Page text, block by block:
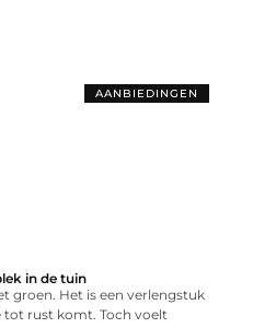
AANBIEDINGEN
in de tuin
groen. Het is een verlengstuk
tot rust komt. Toch voelt